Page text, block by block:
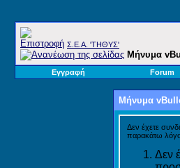
Σ.E.A. 'ΤΗΘΥΣ'
Μήνυμα
Εγγραφή Forum
Μήνυμα
Δεν έχετε
παρακάτω
Δεν